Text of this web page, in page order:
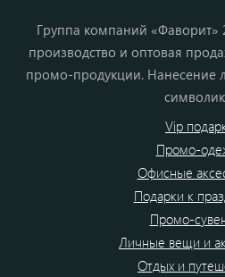
Группа компаний «Фаворит»
производство и оптовая
промо-продукции. Нанесение
Vip
Промо-
Офисные
Подарки к
Промо-
Личные вещи и
Отдых и